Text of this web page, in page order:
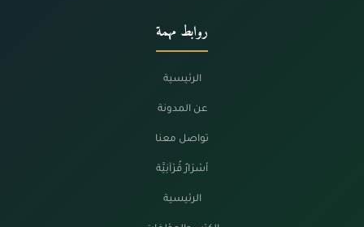
روابط مهمة
الرئيسية
عن المدونة
تواصل معنا
أسْرَارٌ قُرْآنِيَّة
الرئيسية